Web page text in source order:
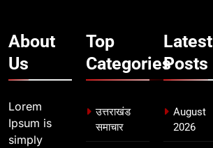
About
Us
Lorem
Ipsum is
simply
Top
Categories
उत्तराखंड
समाचार
Latest
Posts
August
2026